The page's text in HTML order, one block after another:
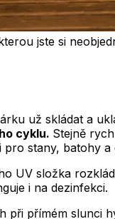
jste si
už skládat a
cyklu. Stejně
stany, batohy
UV složka
i na dezinfekci.
při přímém slunci